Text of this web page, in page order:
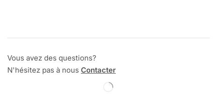
Vous avez des questions?
N'hésitez pas à nous Contacter